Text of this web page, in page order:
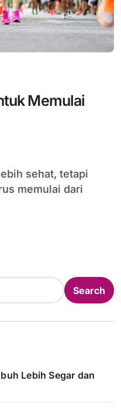
Memulai
memulai dari
Search
Lebih Segar dan